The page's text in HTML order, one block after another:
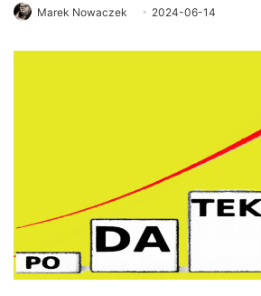
Marek Nowaczek 2024-06-14